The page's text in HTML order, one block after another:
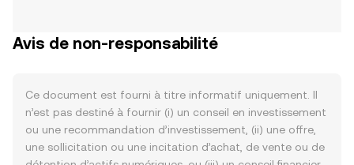
Avis de non-responsabilité
Ce document est fourni à titre informatif uniquement. Il
n’est pas destiné à fournir (i) un conseil en investissement
ou une recommandation d’investissement, (ii) une offre,
une sollicitation ou une incitation d’achat, de vente ou de